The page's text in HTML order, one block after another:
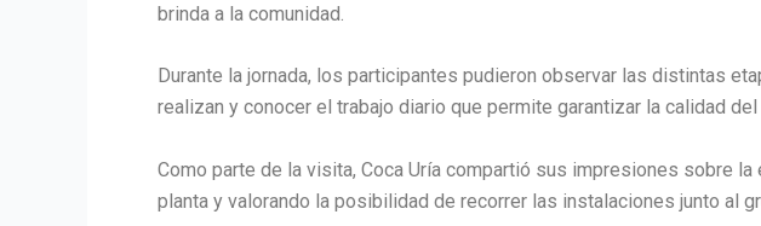
brinda a la comunidad.
Durante la jornada, los participantes pudieron observar las distintas
realizan y conocer el trabajo diario que permite garantizar la calidad
Como parte de la visita, Coca Uría compartió sus impresiones sobre
planta y valorando la posibilidad de recorrer las instalaciones junto al